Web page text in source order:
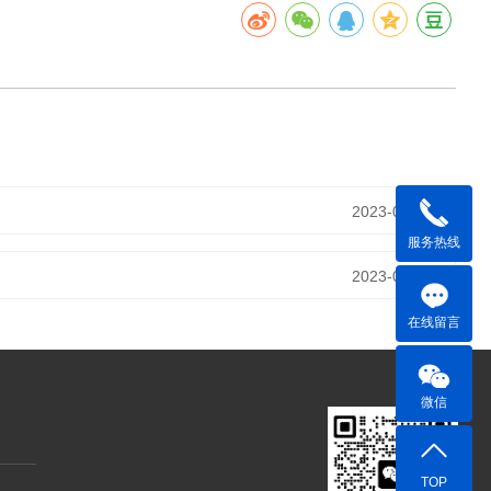
2023-06-21
2023-06-21
服务热线
在线留言
微信
TOP